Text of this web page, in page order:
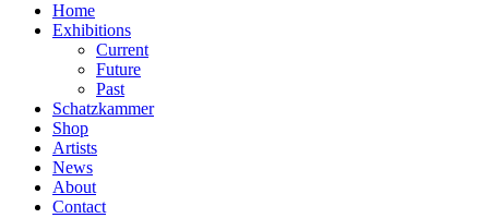
Home
Exhibitions
Current
Future
Past
Schatzkammer
Shop
Artists
News
About
Contact